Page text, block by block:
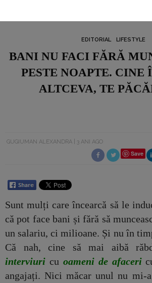
EDITORIAL LIFESTYLE
BANI NU FACI FĂRĂ
PESTE NOAPTE. CINE
ALTCEVA, TE
GUGIUMAN ALEXANDRA 3 ANI AGO
Save
Sunt mulți care încearcă să le
că pot face bani și fără să
un salariu, ci milioane. Și nu în
Că nah, cine să mai aibă
interviuri cu oameni de afaceri
angajați. Nici măcar unul nu mi-